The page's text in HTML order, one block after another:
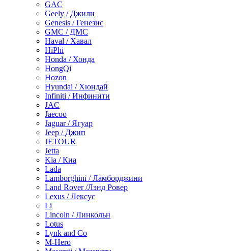
GAC
Geely / Джили
Genesis / Генезис
GMC / ДМС
Haval / Хавал
HiPhi
Honda / Хонда
HongQi
Hozon
Hyundai / Хюндай
Infiniti / Инфинити
JAC
Jaecoo
Jaguar / Ягуар
Jeep / Джип
JETOUR
Jetta
Kia / Киа
Lada
Lamborghini / Ламборджини
Land Rover /Лэнд Ровер
Lexus / Лексус
Li
Lincoln / Линкольн
Lotus
Lynk and Co
M-Hero